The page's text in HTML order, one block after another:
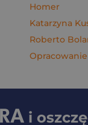
Homer
Katarzyna
Roberto
i